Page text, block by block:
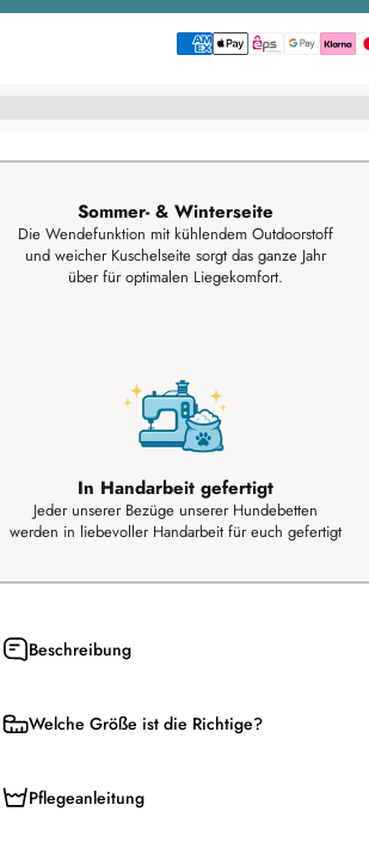
Sommer- & Winterseite
Die Wendefunktion mit kühlendem Outdoorstoff
und weicher Kuschelseite sorgt das ganze Jahr
über für optimalen Liegekomfort.
In Handarbeit gefertigt
Jeder unserer Bezüge unserer Hundebetten
werden in liebevoller Handarbeit für euch gefertigt
Beschreibung
Welche Größe ist die Richtige?
Pflegeanleitung